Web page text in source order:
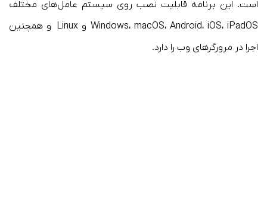
است. این برنامه قابلیت نصب روی سیستم‌ عامل‌های مختلف
Windows، macOS، Android، iOS، iPadOS و Linux و همچنین
اجرا در مرورگرهای وب را دارد.